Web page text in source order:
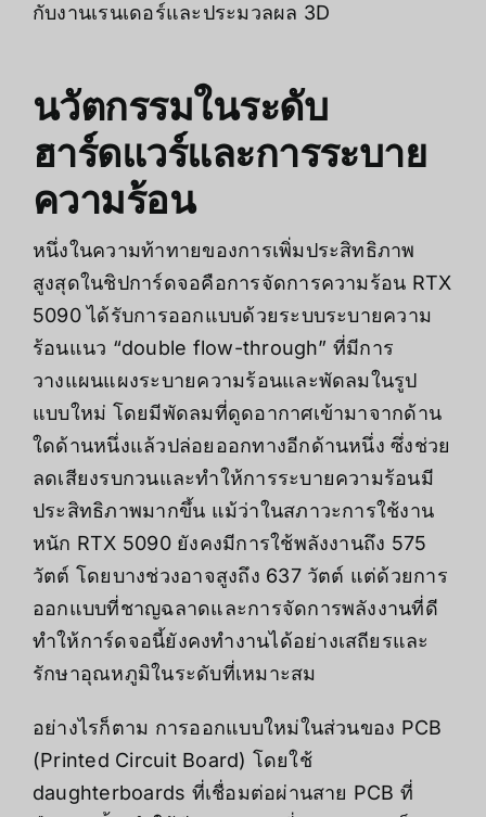
กับงานเรนเดอร์และประมวลผล 3D
นวัตกรรมในระดับ
ฮาร์ดแวร์และการระบาย
ความร้อน
หนึ่งในความท้าทายของการเพิ่มประสิทธิภาพ
สูงสุดในชิปการ์ดจอคือการจัดการความร้อน RTX
5090 ได้รับการออกแบบด้วยระบบระบายความ
ร้อนแนว “double flow-through” ที่มีการ
วางแผนแผงระบายความร้อนและพัดลมในรูป
แบบใหม่ โดยมีพัดลมที่ดูดอากาศเข้ามาจากด้าน
ใดด้านหนึ่งแล้วปล่อยออกทางอีกด้านหนึ่ง ซึ่งช่วย
ลดเสียงรบกวนและทำให้การระบายความร้อนมี
ประสิทธิภาพมากขึ้น แม้ว่าในสภาวะการใช้งาน
หนัก RTX 5090 ยังคงมีการใช้พลังงานถึง 575
วัตต์ โดยบางช่วงอาจสูงถึง 637 วัตต์ แต่ด้วยการ
ออกแบบที่ชาญฉลาดและการจัดการพลังงานที่ดี
ทำให้การ์ดจอนี้ยังคงทำงานได้อย่างเสถียรและ
รักษาอุณหภูมิในระดับที่เหมาะสม
อย่างไรก็ตาม การออกแบบใหม่ในส่วนของ PCB
(Printed Circuit Board) โดยใช้
daughterboards ที่เชื่อมต่อผ่านสาย PCB ที่